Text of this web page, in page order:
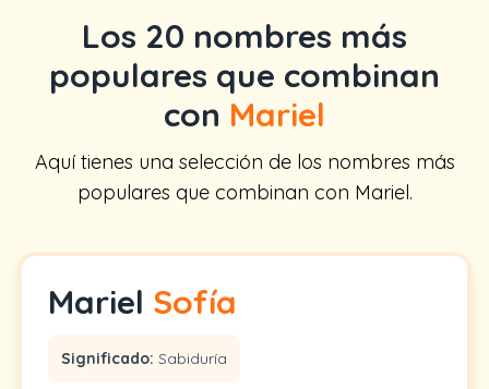
Los 20 nombres más
populares que combinan
con Mariel
Aquí tienes una selección de los nombres más
populares que combinan con Mariel.
Mariel Sofía
Significado: Sabiduría